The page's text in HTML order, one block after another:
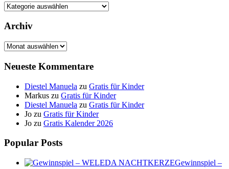
Kategorien
Archiv
Archiv
Neueste Kommentare
Diestel Manuela zu Gratis für Kinder
Markus zu Gratis für Kinder
Diestel Manuela zu Gratis für Kinder
Jo zu Gratis für Kinder
Jo zu Gratis Kalender 2026
Popular Posts
Gewinnspiel –